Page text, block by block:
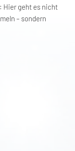
Hier geht es nicht
– sondern